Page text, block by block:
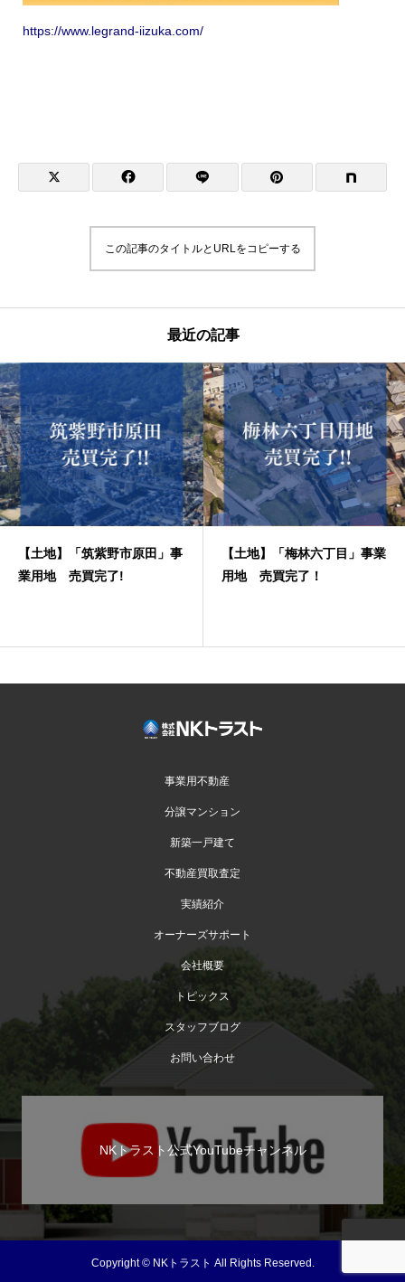
https://www.legrand-iizuka.com/
この記事のタイトルとURLをコピーする
最近の記事
【土地】「筑紫野市原田」事
業用地 売買完了!
【土地】「梅林六丁目」事業
用地 売買完了！
事業用不動産
分譲マンション
新築一戸建て
不動産買取査定
実績紹介
オーナーズサポート
会社概要
トピックス
スタッフブログ
お問い合わせ
NKトラスト公式YouTubeチャンネル
Copyright © NKトラスト All Rights Reserved.
TEL